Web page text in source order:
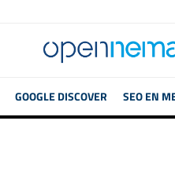
GOOGLE DISCOVER SEO EN